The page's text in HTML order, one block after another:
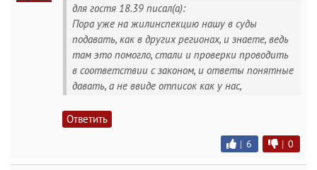
для гостя 18.39 писал(а):
Пора уже на жилинспекцию нашу в суды
подавать, как в других регионах, и знаете, ведь
там это помогло, стали и проверки проводить
в соответствии с законом, и ответы понятные
давать, а не ввиде отписок как у нас,
Ответить
| 6 | 0